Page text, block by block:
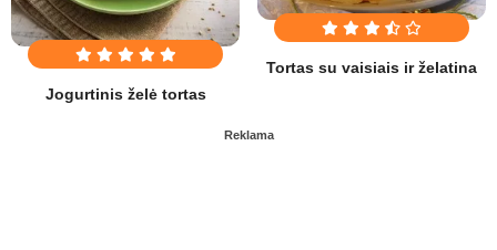
Jogurtinis želė tortas
Tortas su vaisiais ir želatina
Reklama